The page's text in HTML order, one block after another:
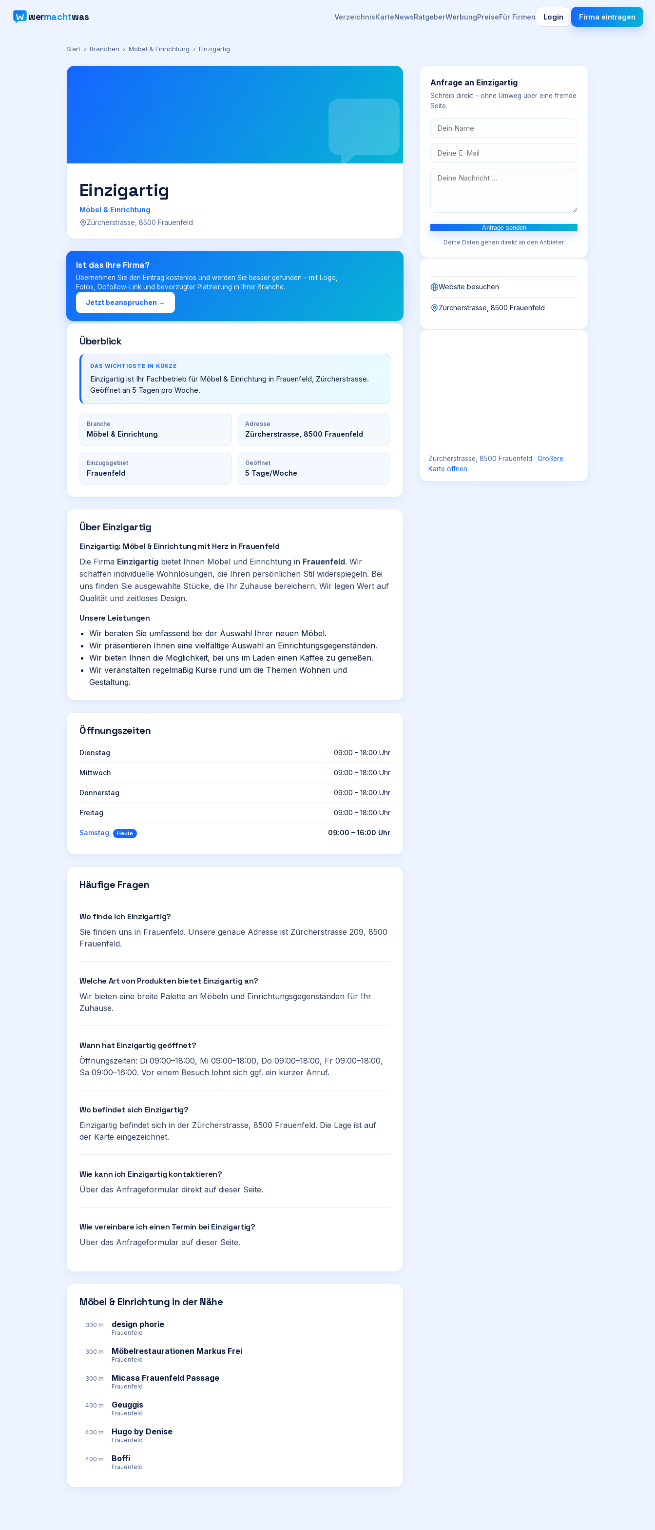
wermachtwas VerzeichnisKarteNewsRatgeberWerbungPreiseFür Firmen Login Firma eintragen
Start › Branchen › Möbel & Einrichtung › Einzigartig
Einzigartig
Möbel & Einrichtung
Zürcherstrasse, 8500 Frauenfeld
Ist das Ihre Firma?
Übernehmen Sie den Eintrag kostenlos und werden Sie besser gefunden – mit Logo,
Fotos, Dofollow-Link und bevorzugter Platzierung in Ihrer Branche.
Jetzt beanspruchen →
Überblick
DAS WICHTIGSTE IN KÜRZE
Einzigartig ist Ihr Fachbetrieb für Möbel & Einrichtung in Frauenfeld, Zürcherstrasse.
Geöffnet an 5 Tagen pro Woche.
Branche
Möbel & Einrichtung
Adresse
Zürcherstrasse, 8500 Frauenfeld
Einzugsgebiet
Frauenfeld
Geöffnet
5 Tage/Woche
Über Einzigartig
Einzigartig: Möbel & Einrichtung mit Herz in Frauenfeld
Die Firma Einzigartig bietet Ihnen Möbel und Einrichtung in Frauenfeld. Wir
schaffen individuelle Wohnlösungen, die Ihren persönlichen Stil widerspiegeln. Bei
uns finden Sie ausgewählte Stücke, die Ihr Zuhause bereichern. Wir legen Wert auf
Qualität und zeitloses Design.
Unsere Leistungen
Wir beraten Sie umfassend bei der Auswahl Ihrer neuen Möbel.
Wir präsentieren Ihnen eine vielfältige Auswahl an Einrichtungsgegenständen.
Wir bieten Ihnen die Möglichkeit, bei uns im Laden einen Kaffee zu genießen.
Wir veranstalten regelmäßig Kurse rund um die Themen Wohnen und
Gestaltung.
Öffnungszeiten
Dienstag 09:00 – 18:00 Uhr
Mittwoch 09:00 – 18:00 Uhr
Donnerstag 09:00 – 18:00 Uhr
Freitag 09:00 – 18:00 Uhr
Samstag Heute 09:00 – 16:00 Uhr
Häufige Fragen
Wo finde ich Einzigartig?
Sie finden uns in Frauenfeld. Unsere genaue Adresse ist Zürcherstrasse 209, 8500
Frauenfeld.
Welche Art von Produkten bietet Einzigartig an?
Wir bieten eine breite Palette an Möbeln und Einrichtungsgegenständen für Ihr
Zuhause.
Wann hat Einzigartig geöffnet?
Öffnungszeiten: Di 09:00–18:00, Mi 09:00–18:00, Do 09:00–18:00, Fr 09:00–18:00,
Sa 09:00–16:00. Vor einem Besuch lohnt sich ggf. ein kurzer Anruf.
Wo befindet sich Einzigartig?
Einzigartig befindet sich in der Zürcherstrasse, 8500 Frauenfeld. Die Lage ist auf
der Karte eingezeichnet.
Wie kann ich Einzigartig kontaktieren?
Über das Anfrageformular direkt auf dieser Seite.
Wie vereinbare ich einen Termin bei Einzigartig?
Über das Anfrageformular auf dieser Seite.
Möbel & Einrichtung in der Nähe
300 m design phorie
Frauenfeld
300 m Möbelrestaurationen Markus Frei
Frauenfeld
300 m Micasa Frauenfeld Passage
Frauenfeld
400 m Geuggis
Frauenfeld
400 m Hugo by Denise
Frauenfeld
400 m Boffi
Frauenfeld
Anfrage an Einzigartig
Schreib direkt – ohne Umweg über eine fremde
Seite.
Anfrage senden
Deine Daten gehen direkt an den Anbieter.
Website besuchen
Zürcherstrasse, 8500 Frauenfeld
Zürcherstrasse, 8500 Frauenfeld · Größere
Karte öffnen